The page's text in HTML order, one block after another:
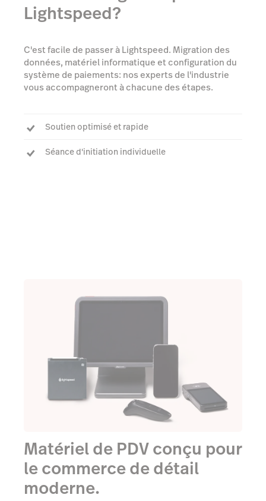
Lightspeed?
C'est facile de passer à Lightspeed. Migration des
données, matériel informatique et configuration du
système de paiements: nos experts de l'industrie
vous accompagneront à chacune des étapes.
Soutien optimisé et rapide
Séance d'initiation individuelle
Matériel de PDV conçu pour
le commerce de détail
moderne.